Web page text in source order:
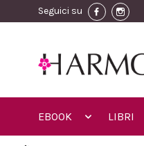
Seguici su
EBOOK LIBRI